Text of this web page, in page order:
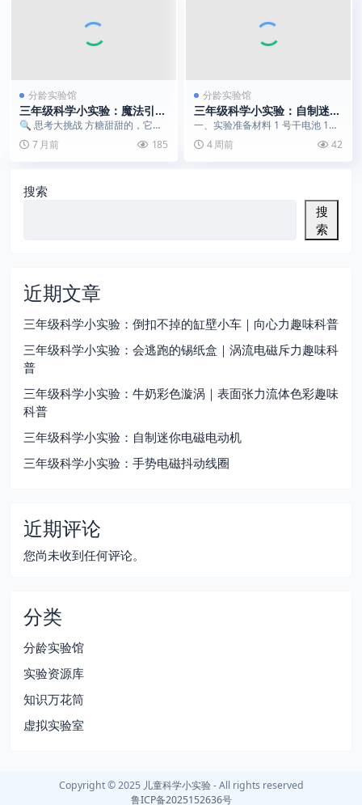
分龄实验馆
三年级科学小实验：魔法引火
石 | 安全揭秘，看糖如何被
“点燃”
🔍 思考大挑战 方糖甜甜的，它能
像木头一样被点燃吗？如果能，需
要什么神奇的“魔法...
7 月前 185
分龄实验馆
三年级科学小实验：自制迷你
电磁电动机
一、实验准备材料 1 号干电池 1
节、强力钕磁铁 1 块、漆包铜丝一
卷、金属回...
4 周前 42
搜索
搜
索
近期文章
三年级科学小实验：倒扣不掉的缸壁小车｜向心力趣味科普
三年级科学小实验：会逃跑的锡纸盒｜涡流电磁斥力趣味科
普
三年级科学小实验：牛奶彩色漩涡｜表面张力流体色彩趣味
科普
三年级科学小实验：自制迷你电磁电动机
三年级科学小实验：手势电磁抖动线圈
近期评论
您尚未收到任何评论。
分类
分龄实验馆
实验资源库
知识万花筒
虚拟实验室
Copyright © 2025 儿童科学小实验- All rights reserved
鲁ICP备2025152636号